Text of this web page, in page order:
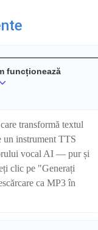
funcționează
transformă textul
un instrument TTS
vocal AI — pur și
clic pe "Generați
ca MP3 în